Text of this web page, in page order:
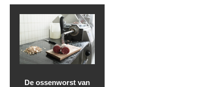
De ossenworst van